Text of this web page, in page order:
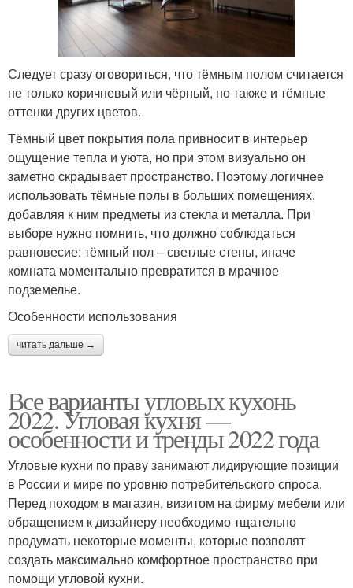
Следует сразу оговориться, что тёмным полом считается
не только коричневый или чёрный, но также и тёмные
оттенки других цветов.
Тёмный цвет покрытия пола привносит в интерьер
ощущение тепла и уюта, но при этом визуально он
заметно скрадывает пространство. Поэтому логичнее
использовать тёмные полы в больших помещениях,
добавляя к ним предметы из стекла и металла. При
выборе нужно помнить, что должно соблюдаться
равновесие: тёмный пол – светлые стены, иначе
комната моментально превратится в мрачное
подземелье.
Особенности использования
читать дальше →
Все варианты угловых кухонь
2022. Угловая кухня —
особенности и тренды 2022 года
Угловые кухни по праву занимают лидирующие позиции
в России и мире по уровню потребительского спроса.
Перед походом в магазин, визитом на фирму мебели или
обращением к дизайнеру необходимо тщательно
продумать некоторые моменты, которые позволят
создать максимально комфортное пространство при
помощи угловой кухни.